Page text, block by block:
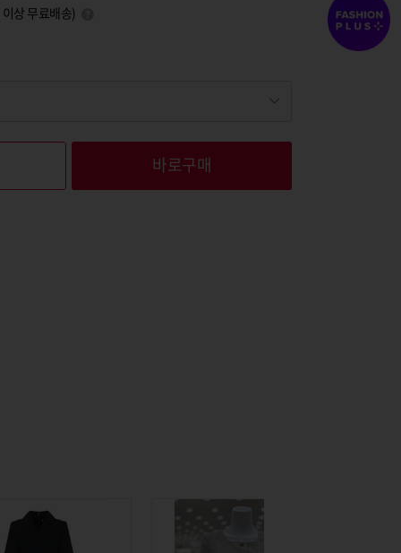
상 무료배송)
바로구매